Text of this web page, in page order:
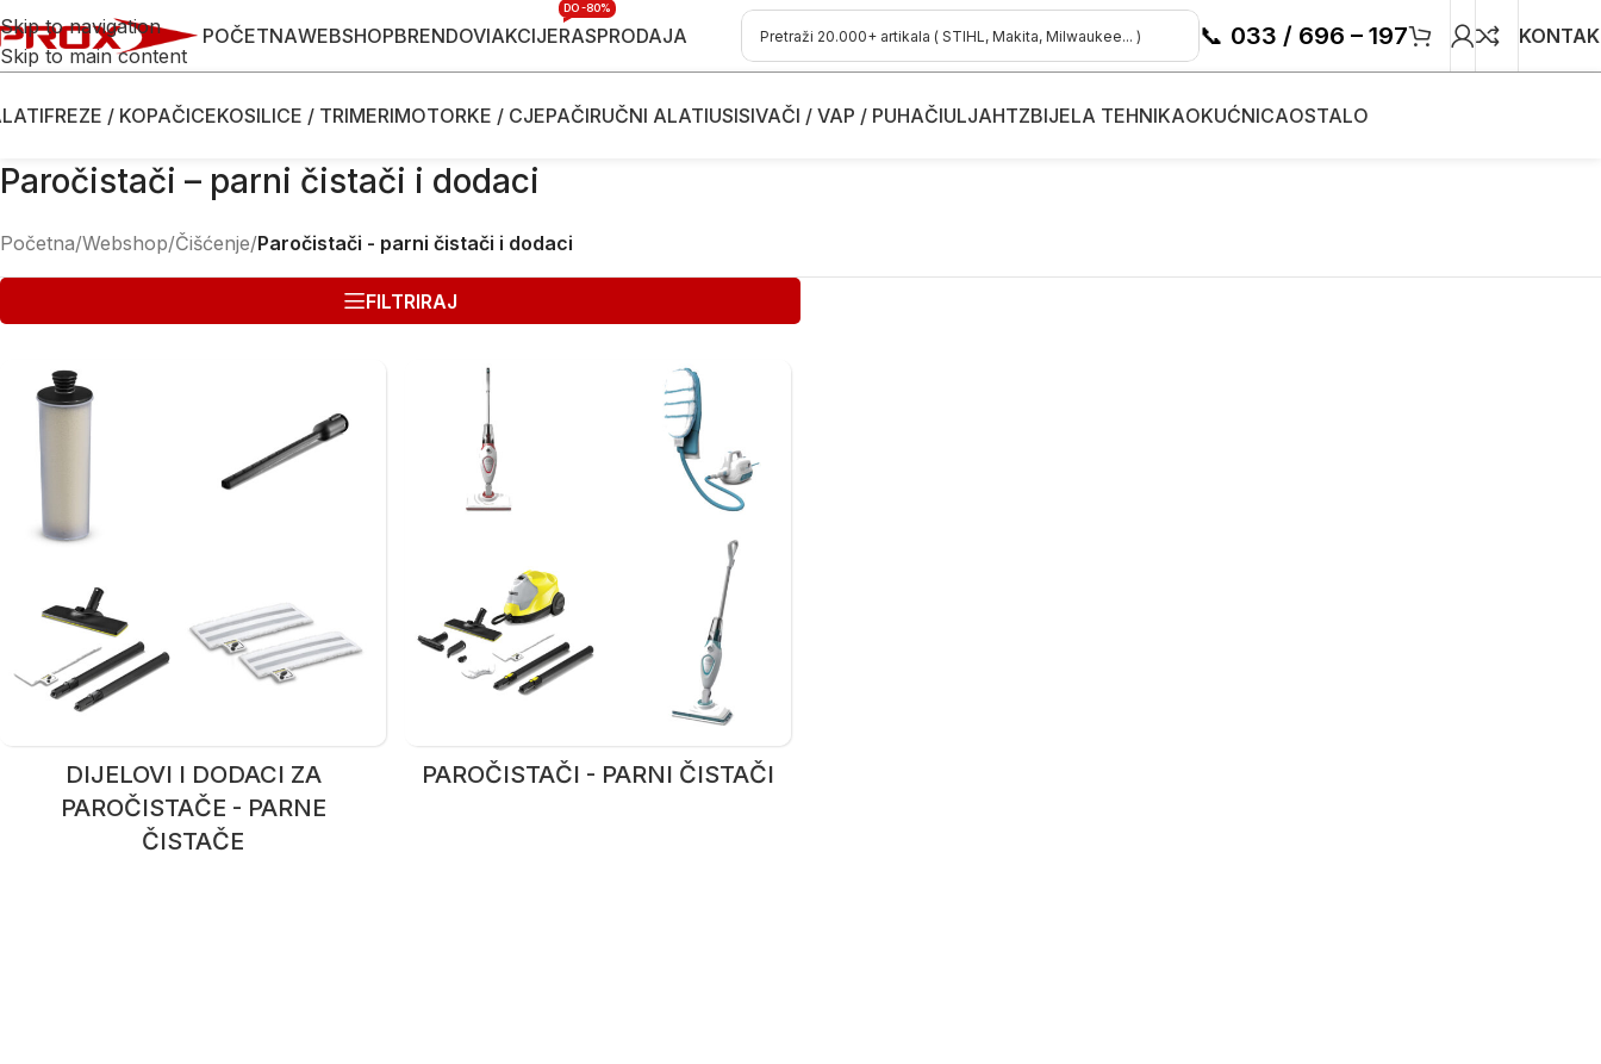
Skip to navigation
Skip to main content
POČETNAWEBSHOPBRENDOVIAKCIJERASPRODAJA
DO -80%
📞 033 / 696 – 197
FREZE / KOPAČICEKOSILICE / TRIMERIMOTORKE / CJEPAČIRUČNI ALATIUSISIVAČI / VAP / PUHAČIULJAHTZBIJELA TEHNIKAOKUĆNICAOSTALO
Paročistači – parni čistači i dodaci
Početna/Webshop/Čišćenje/Paročistači - parni čistači i dodaci
FILTRIRAJ
DIJELOVI I DODACI ZA
PAROČISTAČE - PARNE
ČISTAČE
PAROČISTAČI - PARNI ČISTAČI